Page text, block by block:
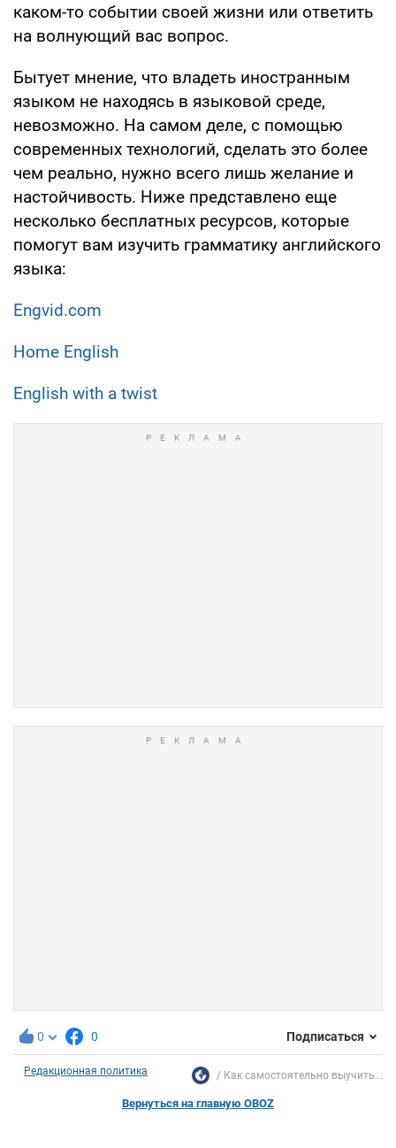
каком-то событии своей жизни или ответить
на волнующий вас вопрос.
Бытует мнение, что владеть иностранным
языком не находясь в языковой среде,
невозможно. На самом деле, с помощью
современных технологий, сделать это более
чем реально, нужно всего лишь желание и
настойчивость. Ниже представлено еще
несколько бесплатных ресурсов, которые
помогут вам изучить грамматику английского
языка:
Engvid.com
Нome Еnglish
English with a twist
0 0 Подписаться
Редакционная политика Как самостоятельно выучить...
Вернуться на главную OBOZ